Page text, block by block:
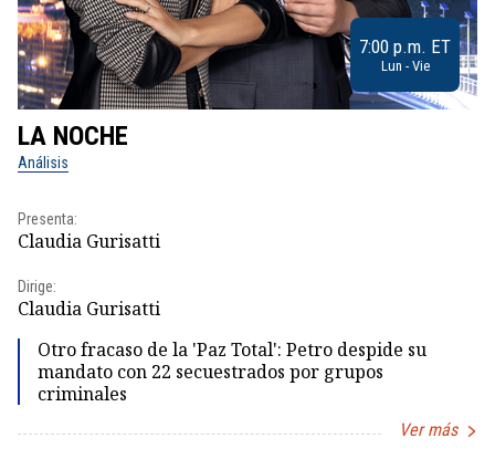
7:00 p.m. ET
Lun - Vie
LA NOCHE
Análisis
Presenta:
Claudia Gurisatti
Dirige:
Claudia Gurisatti
Otro fracaso de la 'Paz Total': Petro despide su
mandato con 22 secuestrados por grupos
criminales
Ver más